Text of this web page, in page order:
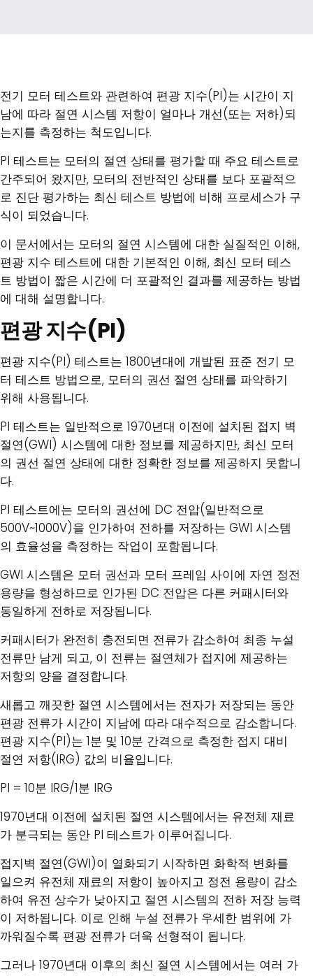
전기 모터 테스트와 관련하여 편광 지수(PI)는 시간이 지
남에 따라 절연 시스템 저항이 얼마나 개선(또는 저하)되
는지를 측정하는 척도입니다.
PI 테스트는 모터의 절연 상태를 평가할 때 주요 테스트로
간주되어 왔지만, 모터의 전반적인 상태를 보다 포괄적으
로 진단 평가하는 최신 테스트 방법에 비해 프로세스가 구
식이 되었습니다.
이 문서에서는 모터의 절연 시스템에 대한 실질적인 이해,
편광 지수 테스트에 대한 기본적인 이해, 최신 모터 테스
트 방법이 짧은 시간에 더 포괄적인 결과를 제공하는 방법
에 대해 설명합니다.
편광 지수(PI)
편광 지수(PI) 테스트는 1800년대에 개발된 표준 전기 모
터 테스트 방법으로, 모터의 권선 절연 상태를 파악하기
위해 사용됩니다.
PI 테스트는 일반적으로 1970년대 이전에 설치된 접지 벽
절연(GWI) 시스템에 대한 정보를 제공하지만, 최신 모터
의 권선 절연 상태에 대한 정확한 정보를 제공하지 못합니
다.
PI 테스트에는 모터의 권선에 DC 전압(일반적으로
500V~1000V)을 인가하여 전하를 저장하는 GWI 시스템
의 효율성을 측정하는 작업이 포함됩니다.
GWI 시스템은 모터 권선과 모터 프레임 사이에 자연 정전
용량을 형성하므로 인가된 DC 전압은 다른 커패시터와
동일하게 전하로 저장됩니다.
커패시터가 완전히 충전되면 전류가 감소하여 최종 누설
전류만 남게 되고, 이 전류는 절연체가 접지에 제공하는
저항의 양을 결정합니다.
새롭고 깨끗한 절연 시스템에서는 전자가 저장되는 동안
편광 전류가 시간이 지남에 따라 대수적으로 감소합니다.
편광 지수(PI)는 1분 및 10분 간격으로 측정한 접지 대비
절연 저항(IRG) 값의 비율입니다.
PI = 10분 IRG/1분 IRG
1970년대 이전에 설치된 절연 시스템에서는 유전체 재료
가 분극되는 동안 PI 테스트가 이루어집니다.
접지벽 절연(GWI)이 열화되기 시작하면 화학적 변화를
일으켜 유전체 재료의 저항이 높아지고 정전 용량이 감소
하여 유전 상수가 낮아지고 절연 시스템의 전하 저장 능력
이 저하됩니다. 이로 인해 누설 전류가 우세한 범위에 가
까워질수록 편광 전류가 더욱 선형적이 됩니다.
그러나 1970년대 이후의 최신 절연 시스템에서는 여러 가